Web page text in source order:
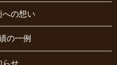
への想い
の一例
らせ